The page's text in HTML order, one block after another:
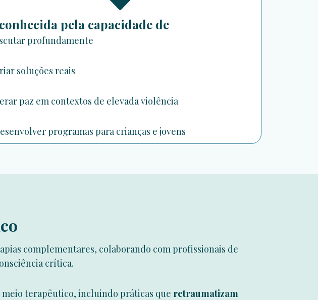
pela capacidade de
profundamente
soluções reais
paz em contextos de elevada violência
programas para crianças e jovens
complementares, colaborando com profissionais de
crítica.
terapêutico, incluindo práticas que retraumatizam